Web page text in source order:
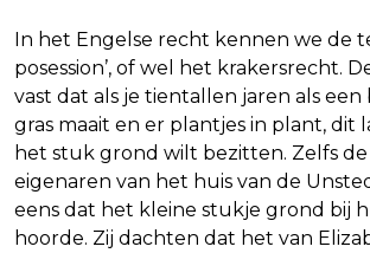
In het Engelse recht kennen we de
posession’, of wel het krakersrecht.
vast dat als je tientallen jaren als
gras maait en er plantjes in plant, dit
het stuk grond wilt bezitten. Zelfs
eigenaren van het huis van de
eens dat het kleine stukje grond bij
hoorde. Zij dachten dat het van